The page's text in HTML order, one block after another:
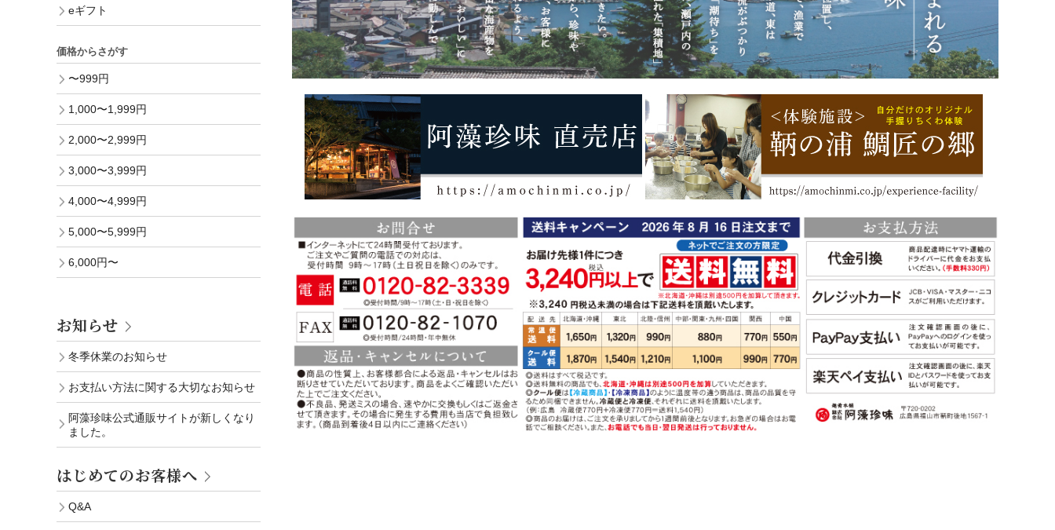
eギフト
価格からさがす
〜999円
1,000〜1,999円
2,000〜2,999円
3,000〜3,999円
4,000〜4,999円
5,000〜5,999円
6,000円〜
お知らせ
冬季休業のお知らせ
お支払い方法に関する大切なお知らせ
阿藻珍味公式通販サイトが新しくなり
ました。
はじめてのお客様へ
Q&A